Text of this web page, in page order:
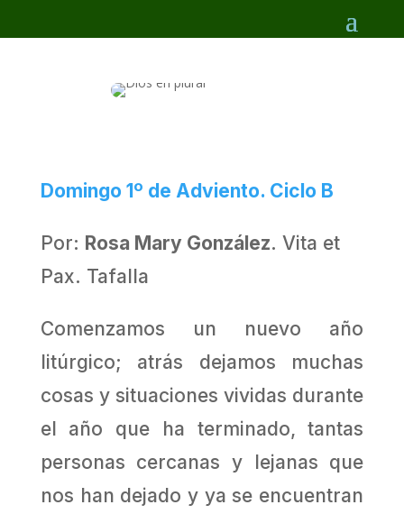
Domingo 1º de Adviento. Ciclo B
Por: Rosa Mary González. Vita et
Pax. Tafalla
Comenzamos un nuevo año
litúrgico; atrás dejamos muchas
cosas y situaciones vividas durante
el año que ha terminado, tantas
personas cercanas y lejanas que
nos han dejado y ya se encuentran